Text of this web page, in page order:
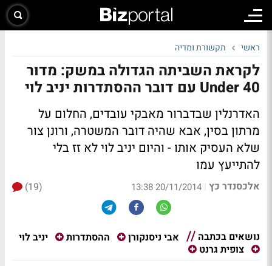
ראשי תקשורת ומדיה
לקראת השביתה הגדולה במשק: מדור
Under 40 עם דובר ההסתדרות יניב לוי
האדרנלין שבדברור מאבקי עובדים, החלום על
מרתון בסין, אבא שהיה דובר המשטרה, ורונן צור
שלא העסיק אותו - והיום יניב לוי לא זז בלי
להתייעץ עמו
אלכסנדר כץ |
20/11/2014 13:38
(19)
נושאים בכתבה אבי ניסנקורן ההסתדרות
יניב לוי
צופית גרנט